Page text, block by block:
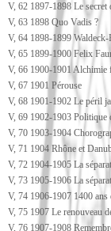
V, 62 1897-1898 Le secret
V, 63 1898 Quo Vadis ?
V, 64 1898-1899 Waldeck-
V, 65 1899-1900 Felix
V, 66 1900-1901 Alchimie
V, 67 1901 Pérouse
V, 68 1901-1902 Le péril
V, 69 1902-1903 Politique
V, 70 1903-1904
V, 71 1904 Rhône et
V, 72 1904-1905 La
V, 73 1905-1906 La
V, 74 1906-1907 1400 ans
V, 75 1907 Le renouveau
V, 76 1907-1908